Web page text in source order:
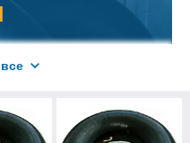
Запрошуємо